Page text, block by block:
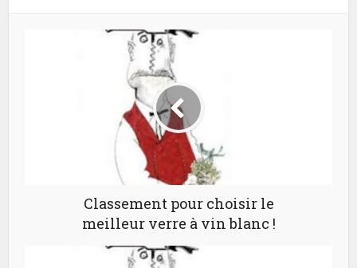
Classement pour choisir le
meilleur verre à vin blanc !